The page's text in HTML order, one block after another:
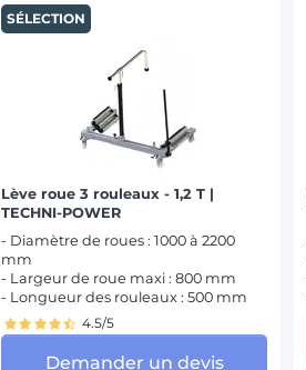
SÉLECTION
Lève roue 3 rouleaux - 1,2 T |
TECHNI-POWER
- Diamètre de roues : 1000 à 2200
mm
- Largeur de roue maxi : 800 mm
- Longueur des rouleaux : 500 mm
4.5/5
Demander un devis